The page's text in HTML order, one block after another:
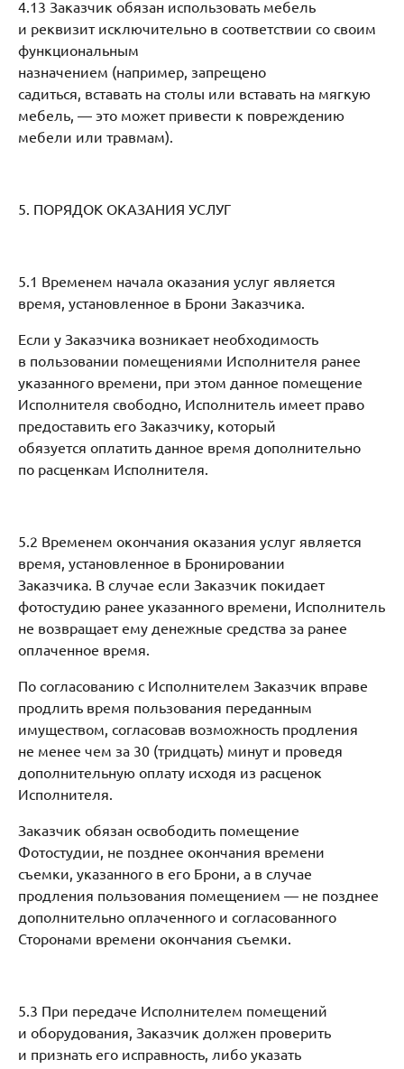
4.13 Заказчик обязан использовать мебель
и реквизит исключительно в соответствии со своим
функциональным
назначением (например, запрещено
садиться, вставать на столы или вставать на мягкую
мебель, — это может привести к повреждению
мебели или травмам).
5. ПОРЯДОК ОКАЗАНИЯ УСЛУГ
5.1 Временем начала оказания услуг является
время, установленное в Брони Заказчика.
Если у Заказчика возникает необходимость
в пользовании помещениями Исполнителя ранее
указанного времени, при этом данное помещение
Исполнителя свободно, Исполнитель имеет право
предоставить его Заказчику, который
обязуется оплатить данное время дополнительно
по расценкам Исполнителя.
5.2 Временем окончания оказания услуг является
время, установленное в Бронировании
Заказчика. В случае если Заказчик покидает
фотостудию ранее указанного времени, Исполнитель
не возвращает ему денежные средства за ранее
оплаченное время.
По согласованию с Исполнителем Заказчик вправе
продлить время пользования переданным
имуществом, согласовав возможность продления
не менее чем за 30 (тридцать) минут и проведя
дополнительную оплату исходя из расценок
Исполнителя.
Заказчик обязан освободить помещение
Фотостудии, не позднее окончания времени
съемки, указанного в его Брони, а в случае
продления пользования помещением — не позднее
дополнительно оплаченного и согласованного
Сторонами времени окончания съемки.
5.3 При передаче Исполнителем помещений
и оборудования, Заказчик должен проверить
и признать его исправность, либо указать